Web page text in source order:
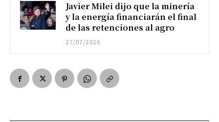
Javier Milei dijo que la minería
y la energía financiarán el final
de las retenciones al agro
27/07/2026